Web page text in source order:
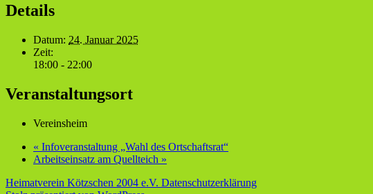
Details
Datum: 24. Januar 2025
Zeit:
18:00 - 22:00
Veranstaltungsort
Vereinsheim
« Infoveranstaltung „Wahl des Ortschaftsrat“
Arbeitseinsatz am Quellteich »
Heimatverein Kötzschen 2004 e.V. Datenschutzerklärung